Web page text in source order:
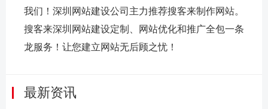
我们！深圳网站建设公司主力推荐搜客来制作网站。
搜客来深圳网站建设定制、网站优化和推广全包一条
龙服务！让您建立网站无后顾之忧！
最新资讯